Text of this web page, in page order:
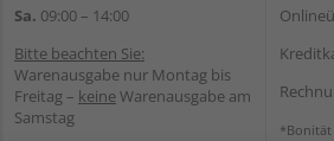
Sa. 09:00 – 14:00
Bitte beachten Sie:
Warenausgabe nur Montag bis
Freitag – keineWarenausgabe am
Samstag
*Bonität